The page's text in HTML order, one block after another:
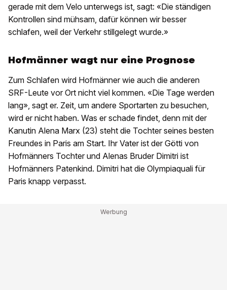
gerade mit dem Velo unterwegs ist, sagt: «Die ständigen
Kontrollen sind mühsam, dafür können wir besser
schlafen, weil der Verkehr stillgelegt wurde.»
Hofmänner wagt nur eine Prognose
Zum Schlafen wird Hofmänner wie auch die anderen
SRF-Leute vor Ort nicht viel kommen. «Die Tage werden
lang», sagt er. Zeit, um andere Sportarten zu besuchen,
wird er nicht haben. Was er schade findet, denn mit der
Kanutin Alena Marx (23) steht die Tochter seines besten
Freundes in Paris am Start. Ihr Vater ist der Götti von
Hofmänners Tochter und Alenas Bruder Dimitri ist
Hofmänners Patenkind. Dimitri hat die Olympiaquali für
Paris knapp verpasst.